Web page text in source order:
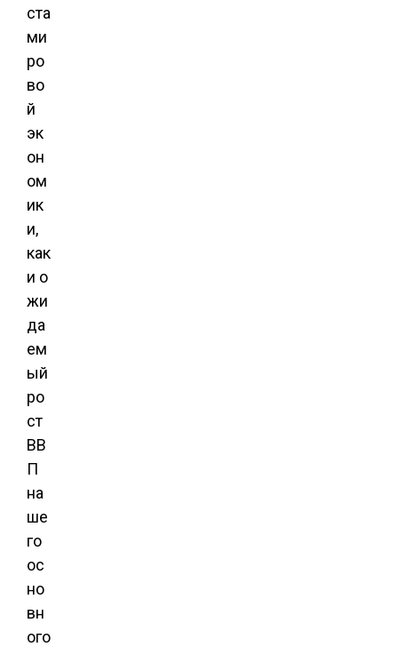
ста
ми
ро
во
й
эк
он
ом
ик
и,
как
и о
жи
да
ем
ый
ро
ст
ВВ
П
на
ше
го
ос
но
вн
ого